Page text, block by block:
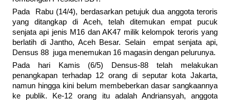
Pada Rabu (14/4), berdasarkan petujuk dua anggota teroris
yang ditangkap di Aceh, telah ditemukan empat pucuk
senjata api jenis M16 dan AK47 milik kelompok teroris yang
berlatih di Jantho, Aceh Besar. Selain empat senjata api,
Densus 88 juga menemukan 16 magasin dengan pelurunya.
Pada hari Kamis (6/5) Densus-88 telah melakukan
penangkapan terhadap 12 orang di seputar kota Jakarta,
namun hingga kini belum membeberkan dasar sangkaannya
ke publik. Ke-12 orang itu adalah Andriansyah, anggota